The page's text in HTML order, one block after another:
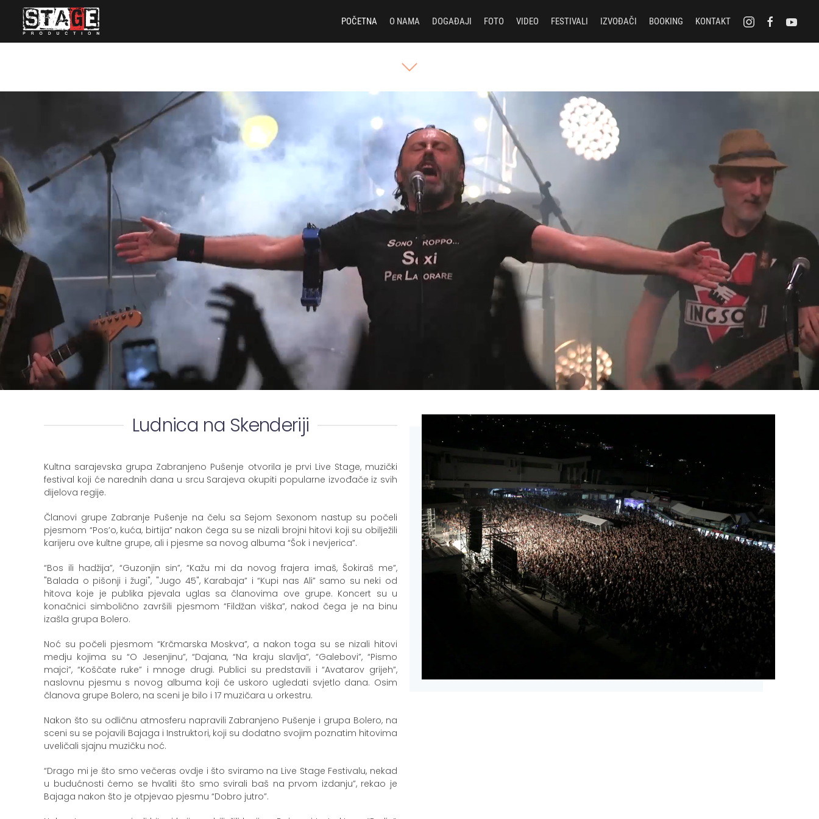
POČETNA O NAMA DOGAĐAJI FOTO VIDEO FESTIVALI IZVOĐAČI BOOKING KONTAKT
Ludnica na Skenderiji
Kultna sarajevska grupa Zabranjeno Pušenje otvorila je prvi Live Stage, muzički
festival koji će narednih dana u srcu Sarajeva okupiti popularne izvođače iz svih
dijelova regije.
Članovi grupe Zabranje Pušenje na čelu sa Sejom Sexonom nastup su počeli
pjesmom “Pos’o, kuća, birtija” nakon čega su se nizali brojni hitovi koji su obilježili
karijeru ove kultne grupe, ali i pjesme sa novog albuma “Šok i nevjerica”.
“Bos ili hadžija”, “Guzonjin sin”, “Kažu mi da novog frajera imaš, Šokiraš me”,
"Balada o pišonji i žugi", "Jugo 45", Karabaja” i “Kupi nas Ali” samo su neki od
hitova koje je publika pjevala uglas sa članovima ove grupe. Koncert su u
konačnici simbolično završili pjesmom “Fildžan viška”, nakod čega je na binu
izašla grupa Bolero.
Noć su počeli pjesmom “Krčmarska Moskva”, a nakon toga su se nizali hitovi
medju kojima su “O Jesenjinu”, “Dajana, “Na kraju slavlja”, “Galebovi”, “Pismo
majci”, “Koščate ruke” i mnoge drugi. Publici su predstavili i “Avatarov grijeh”,
naslovnu pjesmu s novog albuma koji će uskoro ugledati svjetlo dana. Osim
članova grupe Bolero, na sceni je bilo i 17 muzičara u orkestru.
Nakon što su odličnu atmosferu napravili Zabranjeno Pušenje i grupa Bolero, na
sceni su se pojavili Bajaga i Instruktori, koji su dodatno svojim poznatim hitovima
uveličali sjajnu muzičku noć.
“Drago mi je što smo večeras ovdje i što sviramo na Live Stage Festivalu, nekad
u budućnosti ćemo se hvaliti što smo svirali baš na prvom izdanju”, rekao je
Bajaga nakon što je otpjevao pjesmu “Dobro jutro”.